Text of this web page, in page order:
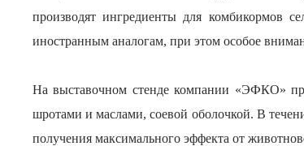
производят ингредиенты для комбикормов
иностранным аналогам, при этом особое
На выставочном стенде компании «ЭФКО»
шротами и маслами, соевой оболочкой. В
получения максимального эффекта от